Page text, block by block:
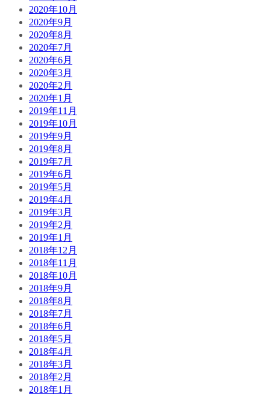
2020年10月
2020年9月
2020年8月
2020年7月
2020年6月
2020年3月
2020年2月
2020年1月
2019年11月
2019年10月
2019年9月
2019年8月
2019年7月
2019年6月
2019年5月
2019年4月
2019年3月
2019年2月
2019年1月
2018年12月
2018年11月
2018年10月
2018年9月
2018年8月
2018年7月
2018年6月
2018年5月
2018年4月
2018年3月
2018年2月
2018年1月